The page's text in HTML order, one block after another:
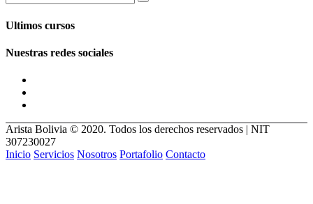
Ultimos cursos
Nuestras redes sociales
Arista Bolivia © 2020. Todos los derechos reservados | NIT
307230027
Inicio Servicios Nosotros Portafolio Contacto